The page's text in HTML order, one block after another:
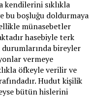
kendilerini sıklıkla
bu boşluğu doldurmaya
münasebetler
hasebiyle terk
durumlarında bireyler
vermeye
öfkeyle verilir ve
Hudut kişilik
bütün hislerini